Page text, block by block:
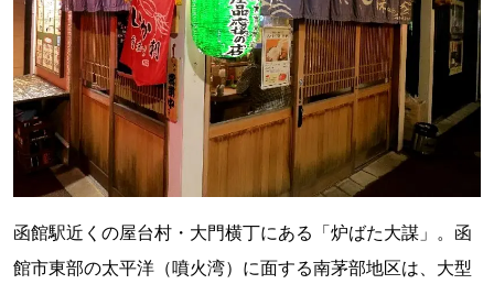
函館駅近くの屋台村・大門横丁にある「炉ばた大謀」。函
館市東部の太平洋（噴火湾）に面する南茅部地区は、大型